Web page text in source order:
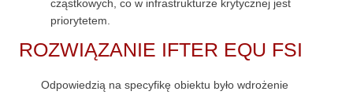
cząstkowych, co w infrastrukturze krytycznej jest
priorytetem.
ROZWIĄZANIE IFTER EQU FSI
Odpowiedzią na specyfikę obiektu było wdrożenie
podczas
twojego
Jeśli odrzucisz
te pliki cookie,
znikną ze